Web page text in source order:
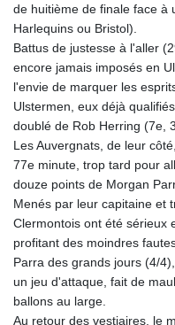
de huitième de finale face à
Harlequins ou Bristol).
Battus de justesse à l'aller
encore jamais imposés en
l'envie de marquer les
Ulstermen, eux déjà
doublé de Rob Herring (7e,
Les Auvergnats, de leur
77e minute, trop tard pour
douze points de Morgan
Menés par leur capitaine et
Clermontois ont été sérieux
profitant des moindres
Parra des grands jours (4/
un jeu d'attaque, fait de
ballons au large.
Au retour des vestiaires, le